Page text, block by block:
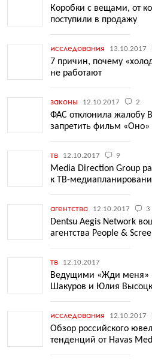
Коробки с вещами, от
поступили в продажу
исследования 13.10.2017
7 причин, почему
не работают
законы 12.10.2017 2
ФАС отклонила жалобу
запретить фильм «Оно»
тв 12.10.2017 9
Media Direction Group
к ТВ-
агентства 12.10.2017 3
Dentsu Aegis Network
агентства People &
тв 12.10.2017
Ведущими «Жди меня»
Шакуров и Юлия
исследования 12.10.2017
Обзор российского
тенденций от Havas